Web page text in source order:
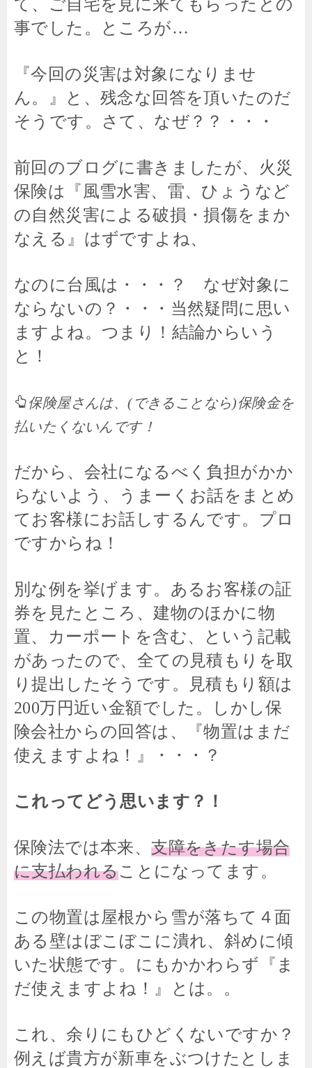
て、ご自宅を見に来てもらったとの
事でした。ところが…
『今回の災害は対象になりませ
ん。』と、残念な回答を頂いたのだ
そうです。さて、なぜ？？・・・
前回のブログに書きましたが、火災
保険は『風雪水害、雷、ひょうなど
の自然災害による破損・損傷をまか
なえる』はずですよね、
なのに台風は・・・？ なぜ対象に
ならないの？・・・当然疑問に思い
ますよね。つまり！結論からいう
と！
保険屋さんは、(できることなら)保険金を
払いたくないんです！
だから、会社になるべく負担がかか
らないよう、うまーくお話をまとめ
てお客様にお話しするんです。プロ
ですからね！
別な例を挙げます。あるお客様の証
券を見たところ、建物のほかに物
置、カーポートを含む、という記載
があったので、全ての見積もりを取
り提出したそうです。見積もり額は
200万円近い金額でした。しかし保
険会社からの回答は、『物置はまだ
使えますよね！』・・・？
これってどう思います？！
保険法では本来、支障をきたす場合
に支払われることになってます。
この物置は屋根から雪が落ちて４面
ある壁はぼこぼこに潰れ、斜めに傾
いた状態です。にもかかわらず『ま
だ使えますよね！』とは。。
これ、余りにもひどくないですか？
例えば貴方が新車をぶつけたとしま